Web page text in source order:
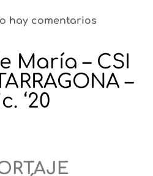
hay comentarios
María – CSI
–
‘20